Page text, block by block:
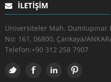
İLETIŞIM
Üniversiteler Mah. Dumlupınar
No: 161, 06800, Çankaya/
Telefon:+90 312 258 7907